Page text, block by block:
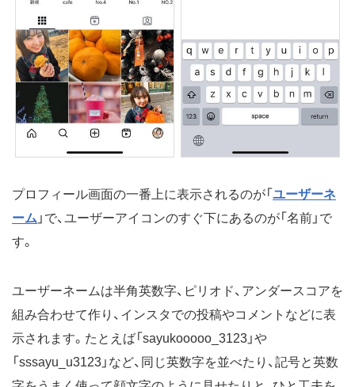
プロフィール画面の一番上に表示されるのが「 ユーザーネ
ーム 」で、ユーザーアイコンのすぐ下にあるのが「名前」で
す。
ユーザーネームは半角英数字、ピリオド、アンダースコアを
組み合わせて作り、インスタでの投稿やコメントなどに表
示されます。たとえば「sayukooooo_3123」や
「sssayu_u3123」など、同じ英数字を並べたり、記号と英数